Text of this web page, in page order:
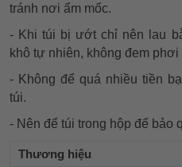
tránh nơi ẩm mốc.
- Khi túi bị ướt chỉ nên lau
khô tự nhiên, không đem
- Không để quá nhiều tiền
túi.
- Nên để túi trong hộp để bảo
Thương hiệu